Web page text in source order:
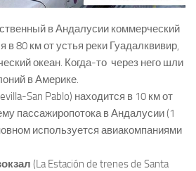
в Андалусии коммерческий
в 80 км от устья реки Гуадалквивир,
океан. Когда-то через него шли
в Америке.
San Pablo) находится в 10 км от
пассажиропотока в Андалусии (1
используется авиакомпаниями
(La Estación de trenes de Santa